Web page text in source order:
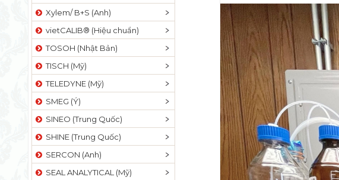
Xylem/ B+S (Anh)
vietCALIB® (Hiệu chuẩn)
TOSOH (Nhật Bản)
TISCH (Mỹ)
TELEDYNE (Mỹ)
SMEG (Ý)
SINEO (Trung Quốc)
SHINE (Trung Quốc)
SERCON (Anh)
SEAL ANALYTICAL (Mỹ)